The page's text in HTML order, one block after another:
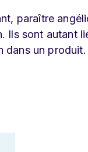
paraître
Ils sont autant
dans un produit.